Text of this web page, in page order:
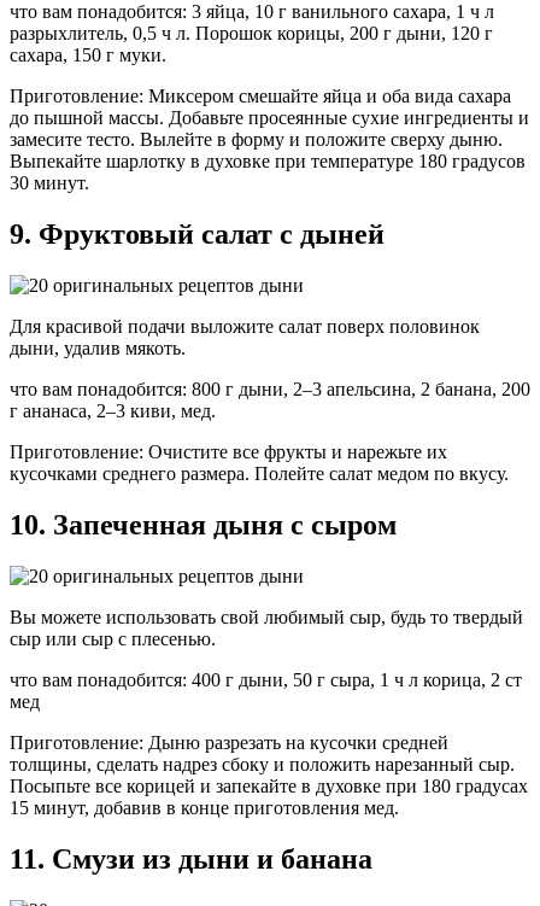
что вам понадобится: 3 яйца, 10 г ванильного сахара, 1 ч л
разрыхлитель, 0,5 ч л. Порошок корицы, 200 г дыни, 120 г
сахара, 150 г муки.
Приготовление: Миксером смешайте яйца и оба вида сахара
до пышной массы. Добавьте просеянные сухие ингредиенты и
замесите тесто. Вылейте в форму и положите сверху дыню.
Выпекайте шарлотку в духовке при температуре 180 градусов
30 минут.
9. Фруктовый салат с дыней
Для красивой подачи выложите салат поверх половинок
дыни, удалив мякоть.
что вам понадобится: 800 г дыни, 2–3 апельсина, 2 банана, 200
г ананаса, 2–3 киви, мед.
Приготовление: Очистите все фрукты и нарежьте их
кусочками среднего размера. Полейте салат медом по вкусу.
10. Запеченная дыня с сыром
Вы можете использовать свой любимый сыр, будь то твердый
сыр или сыр с плесенью.
что вам понадобится: 400 г дыни, 50 г сыра, 1 ч л корица, 2 ст
мед
Приготовление: Дыню разрезать на кусочки средней
толщины, сделать надрез сбоку и положить нарезанный сыр.
Посыпьте все корицей и запекайте в духовке при 180 градусах
15 минут, добавив в конце приготовления мед.
11. Смузи из дыни и банана